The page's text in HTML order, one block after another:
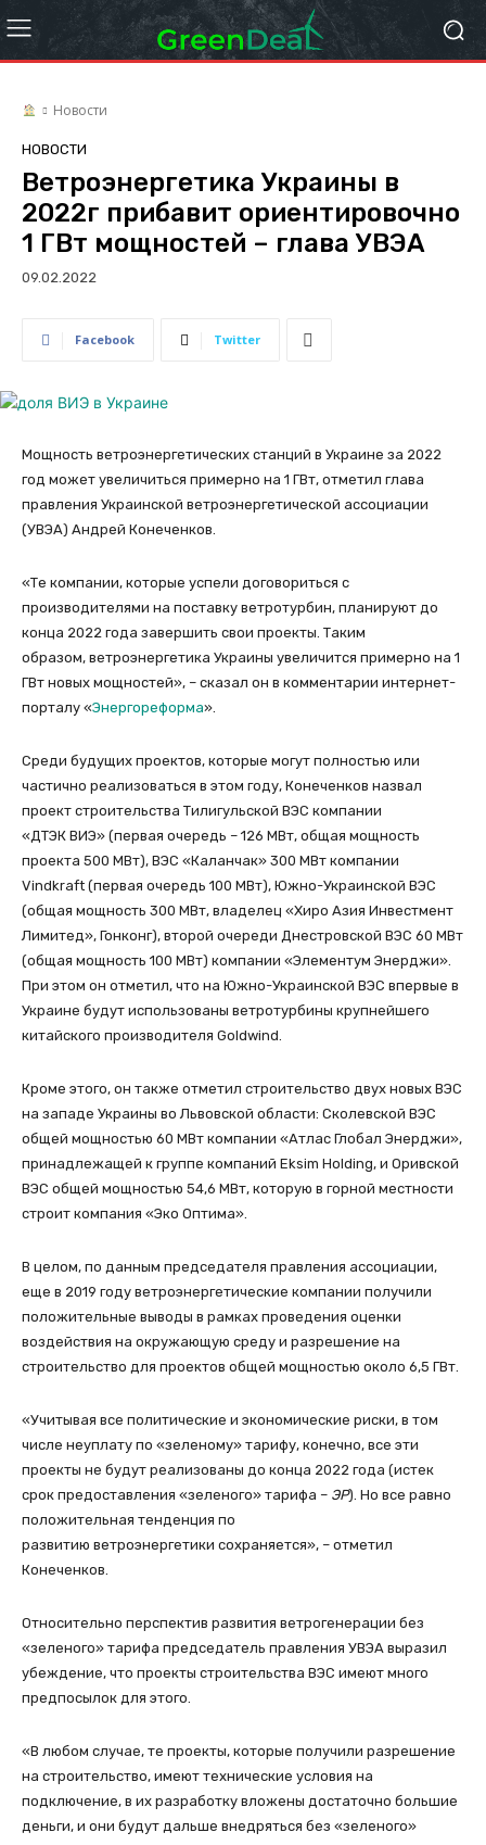
Новости
НОВОСТИ
Ветроэнергетика Украины в
2022г прибавит ориентировочно
1 ГВт мощностей – глава УВЭА
09.02.2022
Facebook Twitter
Мощность ветроэнергетических станций в Украине за 2022
год может увеличиться примерно на 1 ГВт, отметил глава
правления Украинской ветроэнергетической ассоциации
(УВЭА) Андрей Конеченков.
«Те компании, которые успели договориться с
производителями на поставку ветротурбин, планируют до
конца 2022 года завершить свои проекты. Таким
образом, ветроэнергетика Украины увеличится примерно на 1
ГВт новых мощностей», – сказал он в комментарии интернет-
порталу «Энергореформа».
Среди будущих проектов, которые могут полностью или
частично реализоваться в этом году, Конеченков назвал
проект строительства Тилигульской ВЭС компании
«ДТЭК ВИЭ» (первая очередь – 126 МВт, общая мощность
проекта 500 МВт), ВЭС «Каланчак» 300 МВт компании
Vindkraft (первая очередь 100 МВт), Южно-Украинской ВЭС
(общая мощность 300 МВт, владелец «Хиро Азия Инвестмент
Лимитед», Гонконг), второй очереди Днестровской ВЭС 60 МВт
(общая мощность 100 МВт) компании «Элементум Энерджи».
При этом он отметил, что на Южно-Украинской ВЭС впервые в
Украине будут использованы ветротурбины крупнейшего
китайского производителя Goldwind.
Кроме этого, он также отметил строительство двух новых ВЭС
на западе Украины во Львовской области: Сколевской ВЭС
общей мощностью 60 МВт компании «Атлас Глобал Энерджи»,
принадлежащей к группе компаний Eksim Holding, и Оривской
ВЭС общей мощностью 54,6 МВт, которую в горной местности
строит компания «Эко Оптима».
В целом, по данным председателя правления ассоциации,
еще в 2019 году ветроэнергетические компании получили
положительные выводы в рамках проведения оценки
воздействия на окружающую среду и разрешение на
строительство для проектов общей мощностью около 6,5 ГВт.
«Учитывая все политические и экономические риски, в том
числе неуплату по «зеленому» тарифу, конечно, все эти
проекты не будут реализованы до конца 2022 года (истек
срок предоставления «зеленого» тарифа – ЭР). Но все равно
положительная тенденция по
развитию ветроэнергетики сохраняется», – отметил
Конеченков.
Относительно перспектив развития ветрогенерации без
«зеленого» тарифа председатель правления УВЭА выразил
убеждение, что проекты строительства ВЭС имеют много
предпосылок для этого.
«В любом случае, те проекты, которые получили разрешение
на строительство, имеют технические условия на
подключение, в их разработку вложены достаточно большие
деньги, и они будут дальше внедряться без «зеленого»